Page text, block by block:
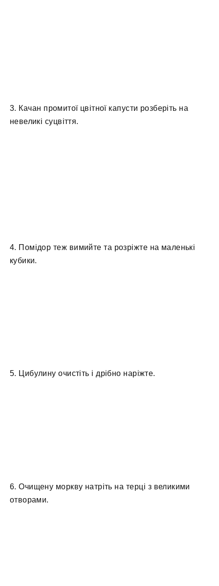
3. Качан промитої цвітної капусти розберіть на
невеликі суцвіття.
4. Помідор теж вимийте та розріжте на маленькі
кубики.
5. Цибулину очистіть і дрібно наріжте.
6. Очищену моркву натріть на терці з великими
отворами.